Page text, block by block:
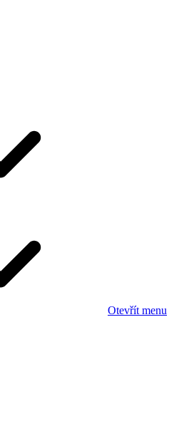
Otevřít menu